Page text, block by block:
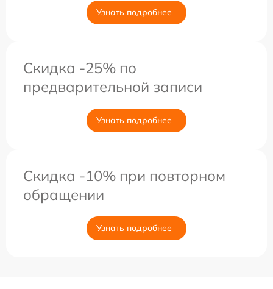
Узнать подробнее
Скидка -25% по
предварительной записи
Узнать подробнее
Скидка -10% при повторном
обращении
Узнать подробнее